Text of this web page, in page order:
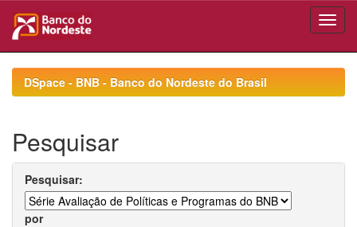
navigationDSpace - BNB - Banco do Nordeste do Brasil
Pesquisar
Pesquisar:
por